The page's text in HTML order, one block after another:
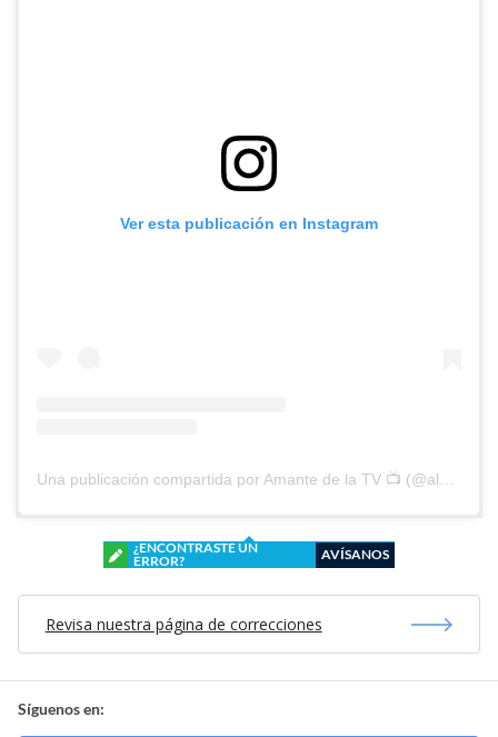
Ver esta publicación en Instagram
¿ENCONTRASTE UN
ERROR?
AVÍSANOS
Revisa nuestra página de correcciones
Síguenos en: